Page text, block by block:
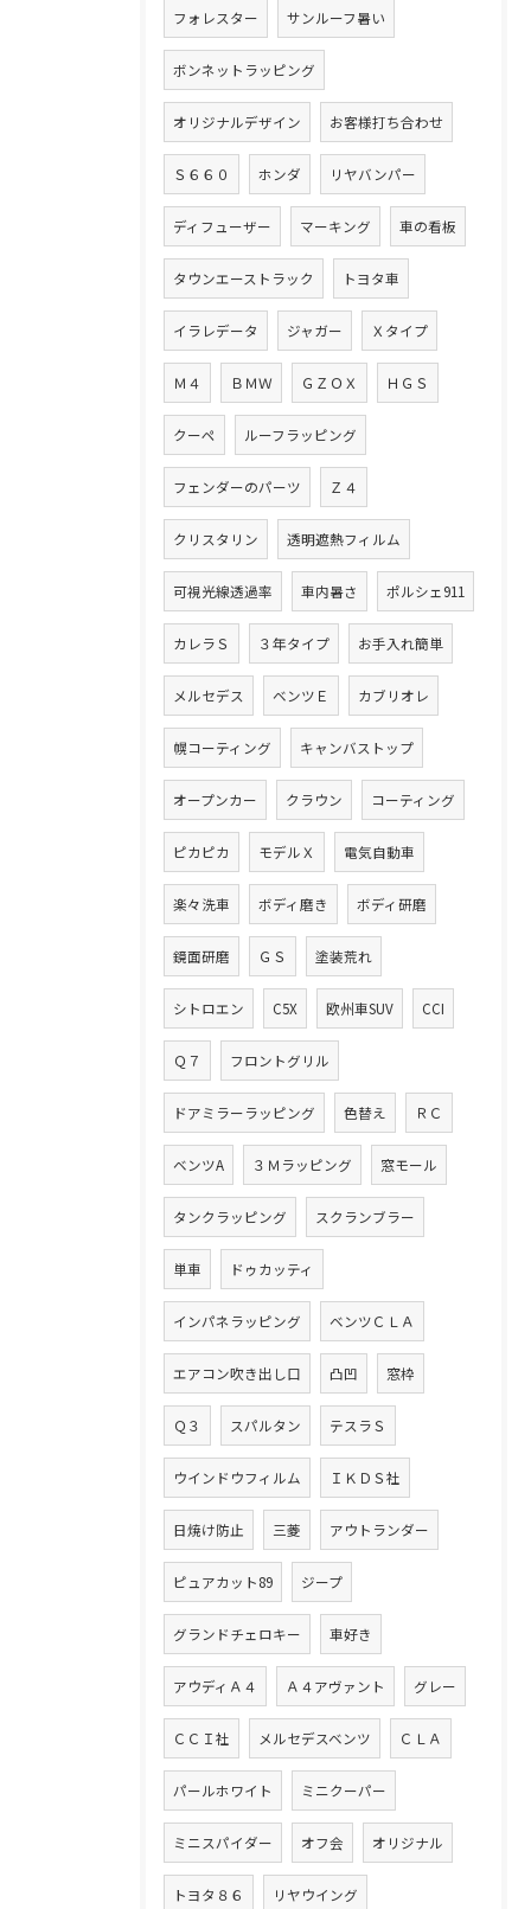
フォレスター サンルーフ暑い
ボンネットラッピング
オリジナルデザイン お客様打ち合わせ
Ｓ６６０ ホンダ リヤバンパー
ディフューザー マーキング 車の看板
タウンエーストラック トヨタ車
イラレデータ ジャガー Ｘタイプ
Ｍ４ ＢＭＷ ＧＺＯＸ ＨＧＳ
クーペ ルーフラッピング
フェンダーのパーツ Ｚ４
クリスタリン 透明遮熱フィルム
可視光線透過率 車内暑さ ポルシェ911
カレラＳ ３年タイプ お手入れ簡単
メルセデス ベンツＥ カブリオレ
幌コーティング キャンバストップ
オープンカー クラウン コーティング
ピカピカ モデルＸ 電気自動車
楽々洗車 ボディ磨き ボディ研磨
鏡面研磨 ＧＳ 塗装荒れ
シトロエン C5X 欧州車SUV CCI
Ｑ７ フロントグリル
ドアミラーラッピング 色替え ＲＣ
ベンツA ３Ｍラッピング 窓モール
タンクラッピング スクランブラー
単車 ドゥカッティ
インパネラッピング ベンツＣＬＡ
エアコン吹き出し口 凸凹 窓枠
Ｑ３ スパルタン テスラＳ
ウインドウフィルム ＩＫＤＳ社
日焼け防止 三菱 アウトランダー
ピュアカット89 ジープ
グランドチェロキー 車好き
アウディＡ４ Ａ４アヴァント グレー
ＣＣＩ社 メルセデスベンツ ＣＬＡ
パールホワイト ミニクーパー
ミニスパイダー オフ会 オリジナル
トヨタ８６ リヤウイング